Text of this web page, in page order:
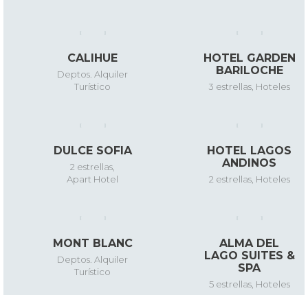
CALIHUE
Deptos. Alquiler
Turístico
HOTEL GARDEN
BARILOCHE
3 estrellas Hoteles
DULCE SOFIA
2 estrellas
Apart Hotel
HOTEL LAGOS
ANDINOS
2 estrellas, Hoteles
MONT BLANC
Deptos. Alquiler
Turístico
ALMA DEL
LAGO SUITES &
SPA
5 estrellas, Hoteles